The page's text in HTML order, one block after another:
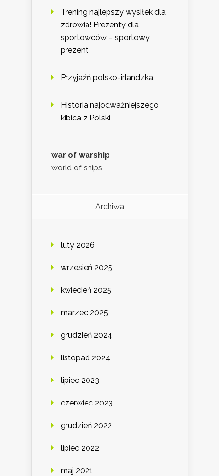
Trening najlepszy wysiłek dla
zdrowia! Prezenty dla
sportowców – sportowy
prezent
Przyjaźń polsko-irlandzka
Historia najodważniejszego
kibica z Polski
war of warship
world of ships
Archiwa
luty 2026
wrzesień 2025
kwiecień 2025
marzec 2025
grudzień 2024
listopad 2024
lipiec 2023
czerwiec 2023
grudzień 2022
lipiec 2022
maj 2021